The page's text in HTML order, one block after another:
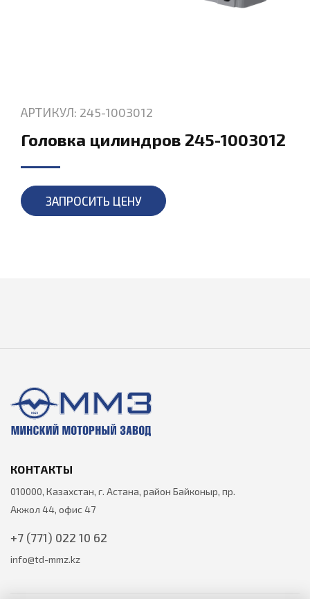
АРТИКУЛ: 245-1003012
Головка цилиндров 245-1003012
ЗАПРОСИТЬ ЦЕНУ
КОНТАКТЫ
010000, Казахстан, г. Астана, район Байконыр, пр.
Акжол 44, офис 47
+7 (771) 022 10 62
info@td-mmz.kz